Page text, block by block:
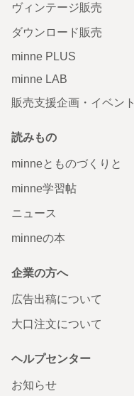
ヴィンテージ販売
ダウンロード販売
minne PLUS
minne LAB
販売支援企画・イベント
読みもの
minneとものづくりと
minne学習帖
ニュース
minneの本
企業の方へ
広告出稿について
大口注文について
ヘルプセンター
お知らせ